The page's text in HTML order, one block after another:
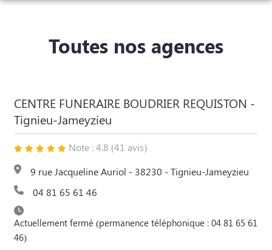
ORGANISER DES OBSÈQUES
MONUMENTS FUNÉRAIRES
SERVICES AUX FAMILLES
NOS AGENCES
MORESTEL
LA VERPILLIÈRE
CRÉMIEU
LA TOUR-DU-PIN
SAINT-BONNET-DE-MÛRE
BOURGOIN-JALLIEU
MORESTEL
LA VERPILLIÈRE
CRÉMIEU
LA TOUR-DU-PIN
SALLES DE CÉRÉMONIE ET DE CONVIVIALITÉ
ESPACES HOMMAGES
Toutes nos agences
CENTRE FUNERAIRE BOUDRIER REQUISTON -
Tignieu-Jameyzieu
Note : 4.8 (41 avis)
9 rue Jacqueline Auriol - 38230 - Tignieu-Jameyzieu
04 81 65 61 46
Actuellement fermé (permanence téléphonique : 04 81 65 61
46)